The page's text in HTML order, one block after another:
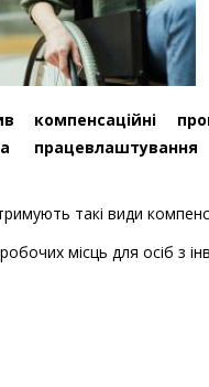
компенсаційні
такі види
місць для осіб з